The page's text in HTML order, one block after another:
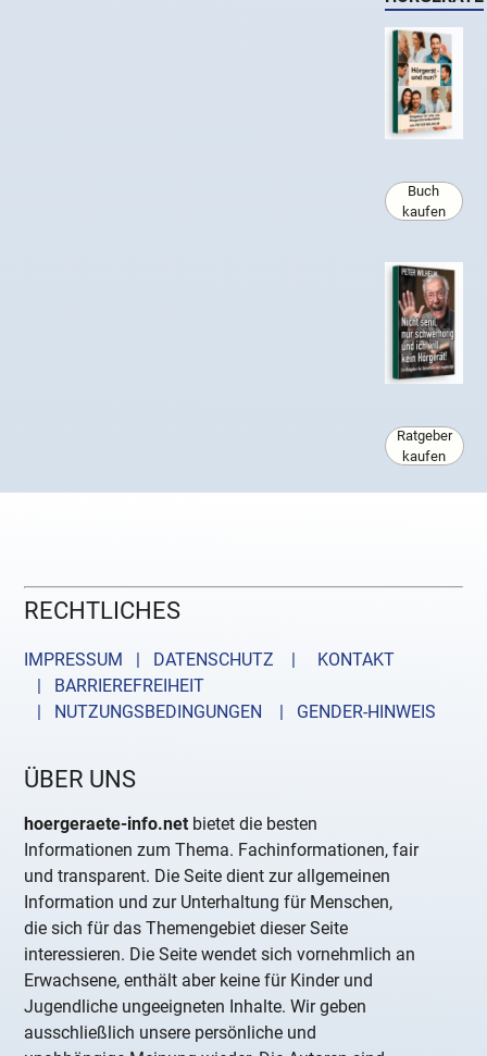
Buch
kaufen
Ratgeber
kaufen
RECHTLICHES
IMPRESSUM | DATENSCHUTZ |
KONTAKT
| BARRIEREFREIHEIT
| NUTZUNGSBEDINGUNGEN
| GENDER-HINWEIS
ÜBER UNS
hoergeraete-info.net bietet die besten
Informationen zum Thema. Fachinformationen, fair
und transparent. Die Seite dient zur allgemeinen
Information und zur Unterhaltung für Menschen,
die sich für das Themengebiet dieser Seite
interessieren. Die Seite wendet sich vornehmlich an
Erwachsene, enthält aber keine für Kinder und
Jugendliche ungeeigneten Inhalte. Wir geben
ausschließlich unsere persönliche und